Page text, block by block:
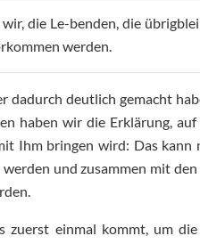
die Le-benden, die
werden.
dadurch deutlich gemacht
haben wir die Erklärung, auf
Ihm bringen wird: Das kann
und zusammen mit
zuerst einmal kommt, um die